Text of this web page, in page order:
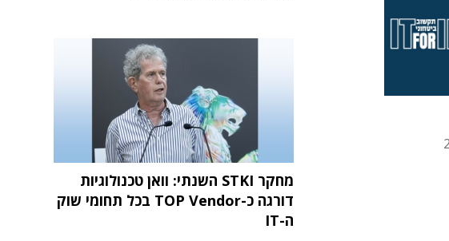
מחקר STKI השנתי: וואן טכנולוגיות
דורגה כ-TOP Vendor בכל תחומי שוק
ה-IT